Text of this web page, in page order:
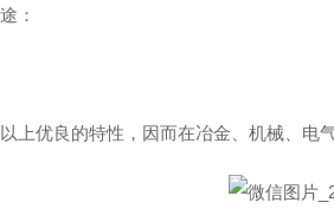
：
优良的特性，因而在冶金、机械、电气